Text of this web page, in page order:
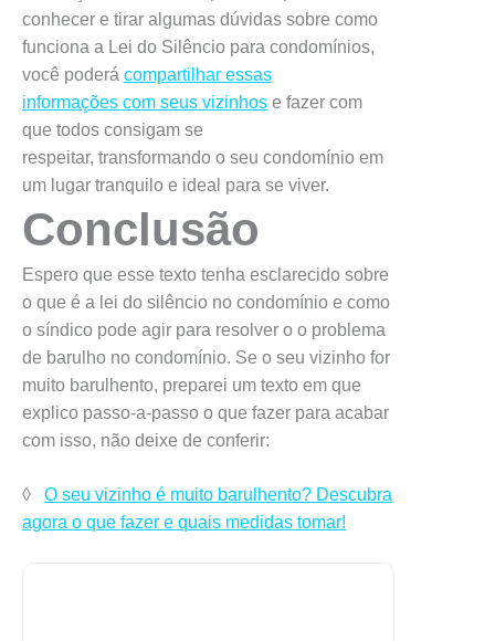
conhecer e tirar algumas dúvidas sobre como
funciona a Lei do Silêncio para condomínios,
você poderá compartilhar essas
informações com seus vizinhos e fazer com
que todos consigam se
respeitar, transformando o seu condomínio em
um lugar tranquilo e ideal para se viver.
Conclusão
Espero que esse texto tenha esclarecido sobre
o que é a lei do silêncio no condomínio e como
o síndico pode agir para resolver o o problema
de barulho no condomínio. Se o seu vizinho for
muito barulhento, preparei um texto em que
explico passo-a-passo o que fazer para acabar
com isso, não deixe de conferir:
◊ O seu vizinho é muito barulhento? Descubra
agora o que fazer e quais medidas tomar!